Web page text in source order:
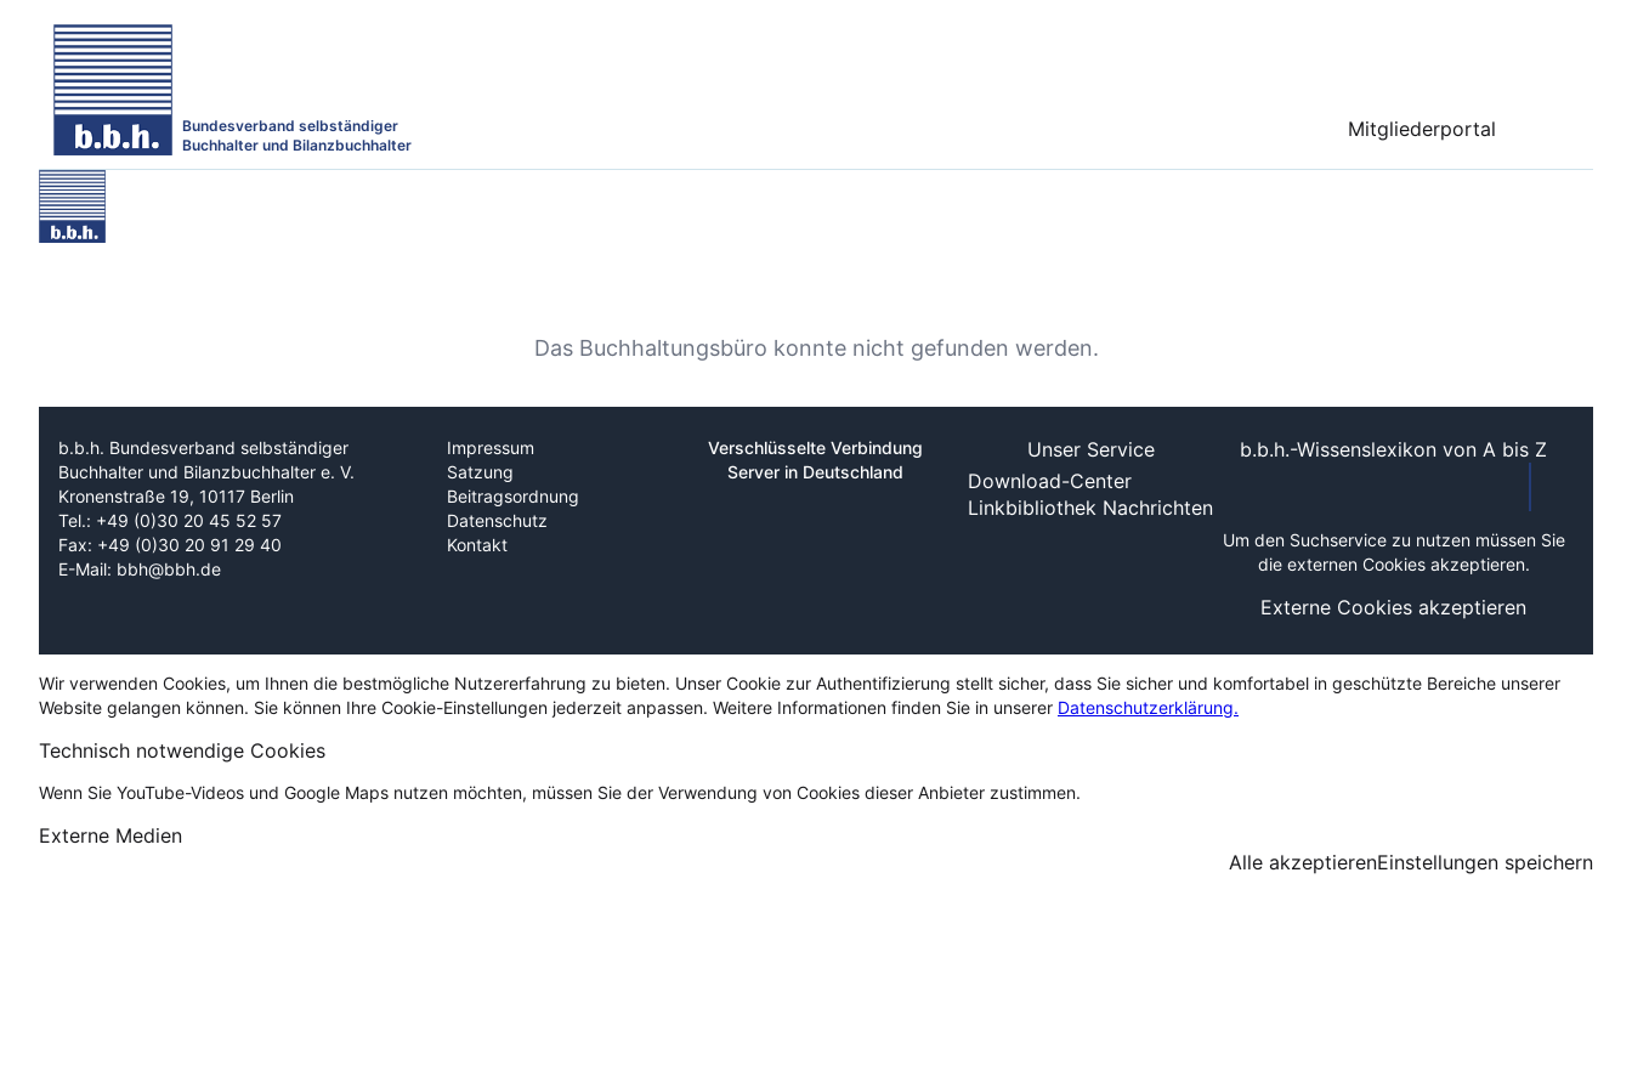
Bundesverband selbständiger
Buchhalter und Bilanzbuchhalter
Mitgliederportal
Das Buchhaltungsbüro konnte nicht gefunden werden.
b.b.h. Bundesverband selbständiger
Buchhalter und Bilanzbuchhalter e. V.
Kronenstraße 19, 10117 Berlin
Tel.: +49 (0)30 20 45 52 57
Fax: +49 (0)30 20 91 29 40
E-Mail: bbh@bbh.de
Impressum
Satzung
Beitragsordnung
Datenschutz
Kontakt
Verschlüsselte Verbindung
Server in Deutschland
Unser Service
Download-Center
Linkbibliothek Nachrichten
b.b.h.-Wissenslexikon von A bis Z
Um den Suchservice zu nutzen müssen Sie
die externen Cookies akzeptieren.
Externe Cookies akzeptieren
Wir verwenden Cookies, um Ihnen die bestmögliche Nutzererfahrung zu bieten. Unser Cookie zur Authentifizierung stellt sicher, dass Sie sicher und komfortabel in geschützte Bereiche unserer
Website gelangen können. Sie können Ihre Cookie-Einstellungen jederzeit anpassen. Weitere Informationen finden Sie in unserer Datenschutzerklärung.
Technisch notwendige Cookies
Wenn Sie YouTube-Videos und Google Maps nutzen möchten, müssen Sie der Verwendung von Cookies dieser Anbieter zustimmen.
Externe Medien
Alle akzeptierenEinstellungen speichern